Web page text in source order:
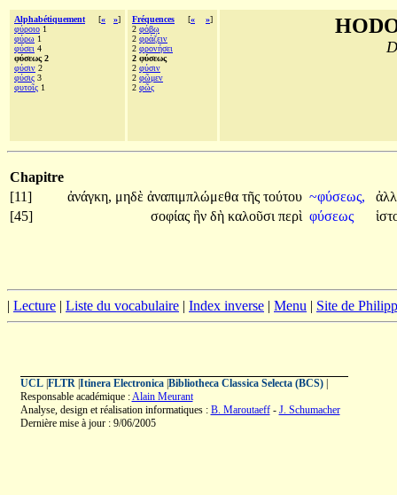
Alphabétiquement [« »]
φύροιο 1
φύρω 1
φύσει 4
φύσεως 2
φύσιν 2
φύσις 3
φυτοῖς 1
Fréquences [« »]
2 φόβῳ
2 φράζειν
2 φρονήσει
2 φύσεως
2 φύσιν
2 φῶμεν
2 φῶς
Chapitre
[11]
ἀνάγκη, μηδὲ ἀναπιμπλώμεθα τῆς τούτου ~φύσεως,
[45]
σοφίας ἣν δὴ καλοῦσι περὶ φύσεως
| Lecture | Liste du vocabulaire | Index inverse | Menu | Site de
UCL| FLTR| Itinera Electronica| Bibliotheca Classica Selecta (BCS)|
Responsable académique :Alain Meurant
Analyse, design et réalisation informatiques : B. Maroutaeff- J. Schumacher
Dernière mise à jour : 9/06/2005